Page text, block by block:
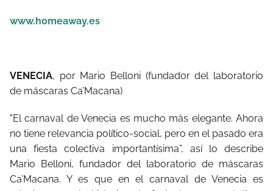
www.homeaway.es
VENECIA, por Mario Belloni (fundador del laboratorio
de máscaras Ca’Macana)
"El carnaval de Venecia es mucho más elegante. Ahora
no tiene relevancia político-social, pero en el pasado era
una fiesta colectiva importantísima”, así lo describe
Mario Belloni, fundador del laboratorio de máscaras
Ca’Macana. Y es que en el carnaval de Venecia es